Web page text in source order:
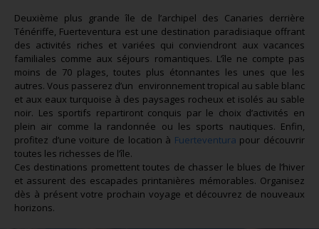
Deuxième plus grande île de l’archipel des Canaries derrière
Ténériffe, Fuerteventura est une destination paradisiaque offrant
des activités riches et variées qui conviendront aux vacances
familiales comme aux séjours romantiques. L’île ne compte pas
moins de 70 plages, toutes plus étonnantes les unes que les
autres. Vous passerez d’un environnement tropical au sable blanc
et aux eaux turquoise à des paysages rocheux et isolés au sable
noir. Les sportifs repartiront conquis par le choix d’activités en
plein air comme la randonnée ou les sports nautiques. Enfin,
profitez d’une voiture de location à Fuerteventura pour découvrir
toutes les richesses de l’île.
Ces destinations promettent toutes de chasser le blues de l’hiver
et assurent des escapades printanières mémorables. Organisez
dès à présent votre prochain voyage et découvrez de nouveaux
horizons.